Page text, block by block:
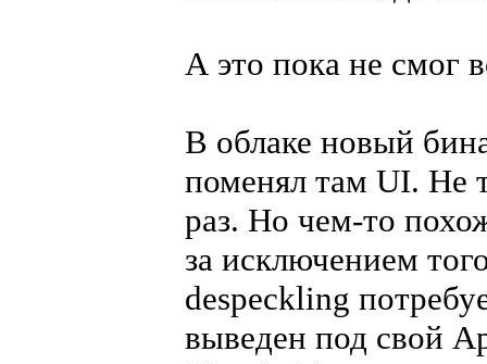
А это пока не смог
В облаке новый
поменял там UI. Не
раз. Но чем-то
за исключением
despeckling
выведен под свой